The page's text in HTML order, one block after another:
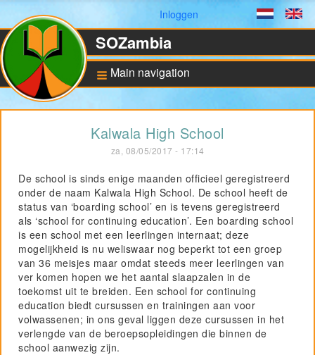
Dutch
Gebruikersmenu
Inloggen
SOZambia
Main navigation
De situatie in Zambia
Bankrekening en ANBI
status
Pilot for Vocational
Training
Computers in Technical
Applications
Project UNZA Electrical
Engineering
Project GiVEN
Kalwala High School
za, 08/05/2017 - 17:14
De school is sinds enige maanden officieel geregistreerd
onder de naam Kalwala High School. De school heeft de
status van ‘boarding school’ en is tevens geregistreerd
als ‘school for continuing education’. Een boarding school
is een school met een leerlingen internaat; deze
mogelijkheid is nu weliswaar nog beperkt tot een groep
van 36 meisjes maar omdat steeds meer leerlingen van
ver komen hopen we het aantal slaapzalen in de
toekomst uit te breiden. Een school for continuing
education biedt cursussen en trainingen aan voor
volwassenen; in ons geval liggen deze cursussen in het
verlengde van de beroepsopleidingen die binnen de
school aanwezig zijn.